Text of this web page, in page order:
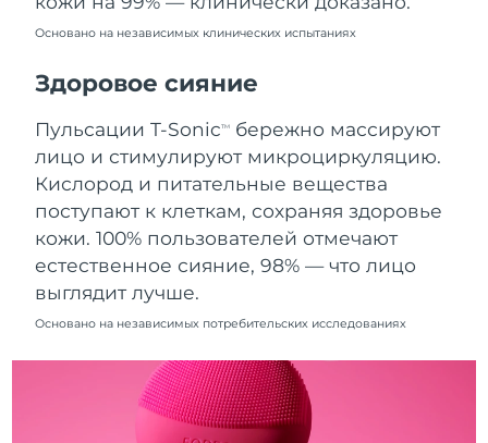
Основано на независимых клинических испытаниях
Здоровое сияние
Пульсации T-SonicTM
бережно массируют
лицо и стимулируют микроциркуляцию.
Кислород и питательные вещества
поступают к клеткам, сохраняя здоровье
кожи. 100% пользователей отмечают
естественное сияние, 98% — что лицо
выглядит лучше.
Основано на независимых потребительских исследованиях
Мексика
8/14/26
Монако
Нидерланды
Ожидаемая дата доставки
8/10/26
Новая Зеландия
Ожидаемая дата доставки
8/10/26
Норвегия
Ожидаемая дата доставки
8/10/26
Оман
Ожидаемая дата доставки
Филиппины
Ожидаемая дата доставки